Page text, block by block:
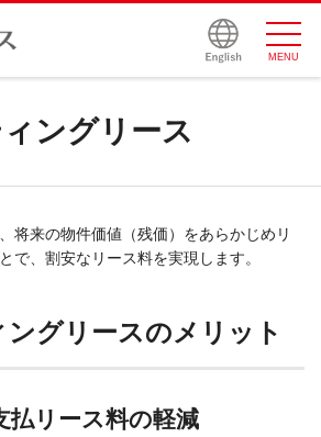
MENU
ングリース
将来の物件価値（残価）をあらかじめリ
で、割安なリース料を実現します。
グリースのメリット
払リース料の軽減